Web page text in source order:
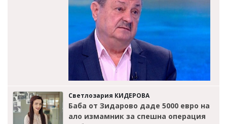
Светлозария КИДЕРОВА
Баба от Зидарово даде 5000 евро на
ало измамник за спешна операция